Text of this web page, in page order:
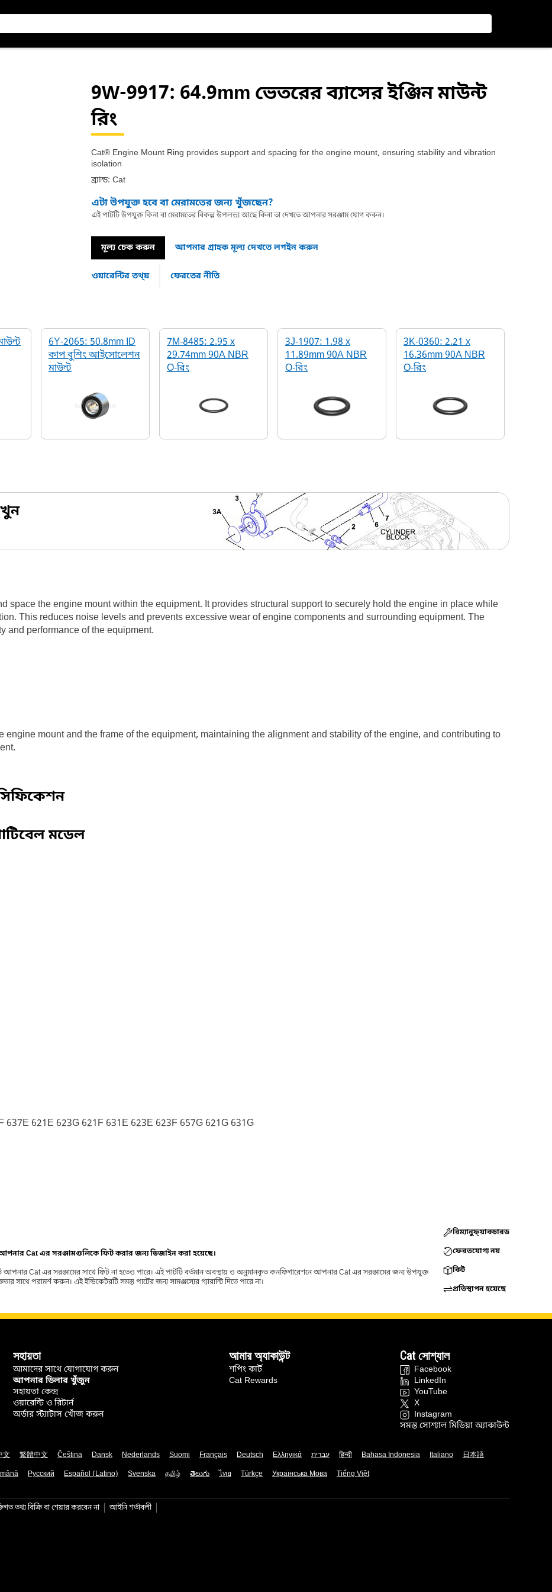
9W-9917: 64.9mm ভেতরের ব্যাসের ইঞ্জিন মাউন্ট
রিং
Cat® Engine Mount Ring provides support and spacing for the engine mount, ensuring stability and vibration
isolation
ব্র্যান্ড: Cat
এটা উপযুক্ত হবে বা মেরামতের জন্য খুঁজছেন?
এই পার্টটি উপযুক্ত কিনা বা মেরামতের বিকল্প উপলভ্য আছে কিনা তা দেখতে আপনার সরঞ্জাম যোগ করুন।
মূল্য চেক করুন আপনার গ্রাহক মূল্য দেখতে লগইন করুন
ওয়ারেন্টির তথ্য় ফেরতের নীতি
6Y-2065: 50.8mm ID
কাপ বুশিং আইসোলেশন
মাউন্ট
7M-8485: 2.95 x
29.74mm 90A NBR
O-রিং
3J-1907: 1.98 x
11.89mm 90A NBR
O-রিং
3K-0360: 2.21 x
16.36mm 90A NBR
O-রিং
space the engine mount within the equipment. It provides structural support to securely hold the engine in place while
This reduces noise levels and prevents excessive wear of engine components and surrounding equipment. The
and performance of the equipment.
mount and the frame of the equipment, maintaining the alignment and stability of the engine, and contributing to
মডেল
621E 623G 621F 631E 623E 623F 657G 621G 631G
আপনার Cat এর সরঞ্জামগুলিকে ফিট করার জন্য ডিজাইন করা হয়েছে।
আপনার Cat এর সরঞ্জামের সাথে ফিট না হতেও পারে। এই পার্টটি বর্তমান অবস্থায় ও অনুমানকৃত কনফিগারেশনে আপনার Cat এর সরঞ্জামের জন্য উপযুক্ত
পরামর্শ করুন। এই ইন্ডিকেটরটি সমস্ত পার্টের জন্য সামঞ্জস্যের গ্যারান্টি দিতে পারে না।
রিম্যানুফ্য়াকচারড
ফেরতযোগ্য নয়
কিট
প্রতিস্থাপন হয়েছে
সহায়তা
আমাদের সাথে যোগাযোগ করুন
আপনার ডিলার খুঁজুন
সহায়তা কেন্দ্র
ওয়ারেন্টি ও রিটার্ন
অর্ডার স্ট্যাটাস খোঁজ করুন
আমার অ্যাকাউন্ট
শপিং কার্ট
Cat Rewards
Cat সোশ্যাল
Facebook
LinkedIn
YouTube
X
Instagram
সমস্ত সোশ্যাল মিডিয়া অ্যাকাউন্ট
文 繁體中文 Čeština Dansk Nederlands Suomi Français Deutsch Ελληνικά עברית हिन्दी Bahasa Indonesia Italiano
日本語
Русский Español (Latino) Svenska தமிழ் తెలుగు ไทย Türkçe Українська Мова Tiếng Việt
তথ্য বিক্রি বা শেয়ার করবেন না আইনি শর্তাবলী